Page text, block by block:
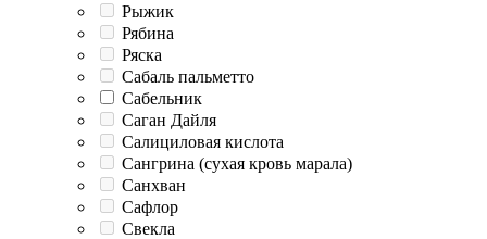
Рыжик
Рябина
Ряска
Сабаль пальметто
Сабельник
Саган Дайля
Салициловая кислота
Сангрина (сухая кровь марала)
Санхван
Сафлор
Свекла